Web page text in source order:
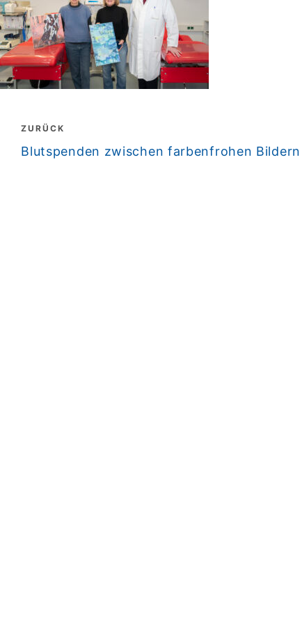
Beitragsnavigation
ZURÜCK
zurück
Blutspenden zwischen farbenfrohen Bildern